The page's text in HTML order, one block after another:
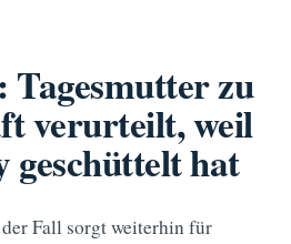
Tagesmutter zu
verurteilt, weil
geschüttelt hat
Fall sorgt weiterhin für